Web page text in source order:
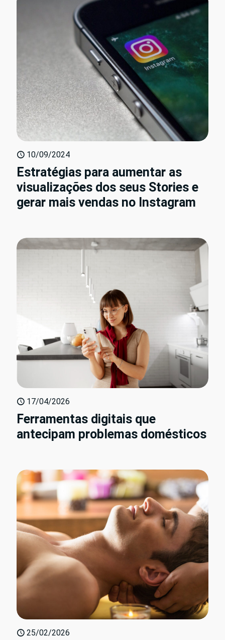
10/09/2024
Estratégias para aumentar as
visualizações dos seus Stories e
gerar mais vendas no Instagram
17/04/2026
Ferramentas digitais que
antecipam problemas domésticos
25/02/2026